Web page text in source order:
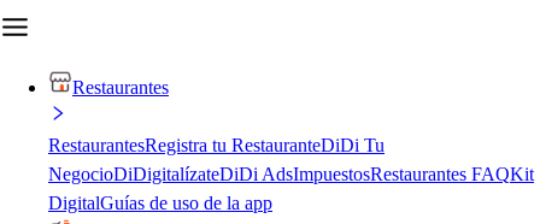
Restaurantes
RestaurantesRegistra tu RestauranteDiDi Tu
NegocioDiDigitalízateDiDi AdsImpuestosRestaurantes FAQKit
DigitalGuías de uso de la app